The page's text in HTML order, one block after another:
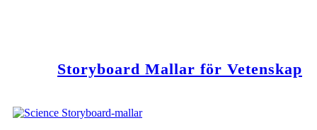
Storyboard Mallar för Vetenskap